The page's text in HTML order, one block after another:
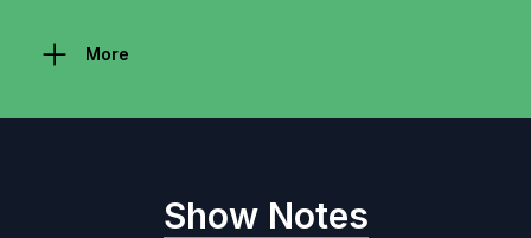
More
Show Notes